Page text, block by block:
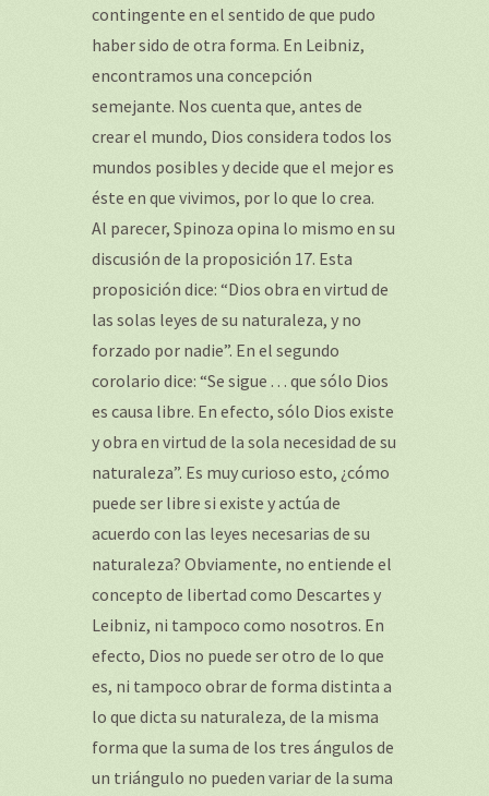
contingente en el sentido de que pudo
haber sido de otra forma. En Leibniz,
encontramos una concepción
semejante. Nos cuenta que, antes de
crear el mundo, Dios considera todos los
mundos posibles y decide que el mejor es
éste en que vivimos, por lo que lo crea.
Al parecer, Spinoza opina lo mismo en su
discusión de la proposición 17. Esta
proposición dice: “Dios obra en virtud de
las solas leyes de su naturaleza, y no
forzado por nadie”. En el segundo
corolario dice: “Se sigue . . . que sólo Dios
es causa libre. En efecto, sólo Dios existe
y obra en virtud de la sola necesidad de su
naturaleza”. Es muy curioso esto, ¿cómo
puede ser libre si existe y actúa de
acuerdo con las leyes necesarias de su
naturaleza? Obviamente, no entiende el
concepto de libertad como Descartes y
Leibniz, ni tampoco como nosotros. En
efecto, Dios no puede ser otro de lo que
es, ni tampoco obrar de forma distinta a
lo que dicta su naturaleza, de la misma
forma que la suma de los tres ángulos de
un triángulo no pueden variar de la suma